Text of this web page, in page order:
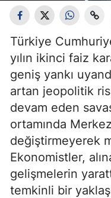
Türkiye
yılın ikinci faiz
geniş yankı
artan jeopolitik
devam eden
ortamında
değiştirmeyerek
Ekonomistler,
gelişmelerin
temkinli bir